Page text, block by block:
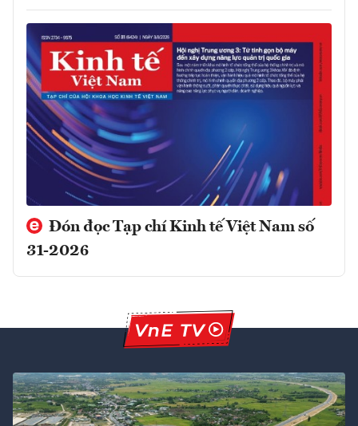
Đón đọc Tạp chí Kinh tế Việt Nam số
31-2026